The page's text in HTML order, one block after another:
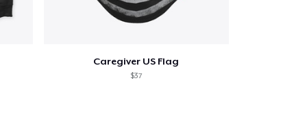
Caregiver US Flag
$37